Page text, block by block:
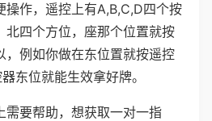
操作，遥控上有A,B,C,D四个按
北四个方位，座那个位置就按
，例如你做在东位置就按遥控
东位就能生效拿好牌。
需要帮助，想获取一对一指